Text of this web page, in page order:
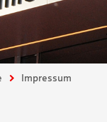
Impressum